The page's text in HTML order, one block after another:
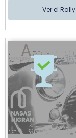
Ver el Rally